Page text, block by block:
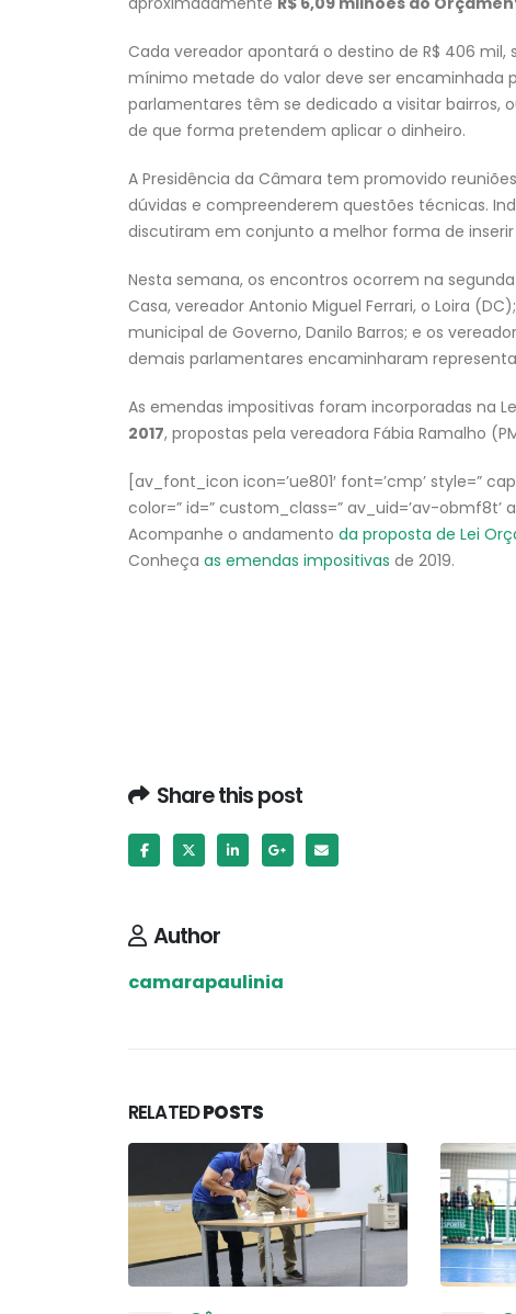
Cada vereador apontará o destino de R$ 406 mil,
mínimo metade do valor deve ser encaminhada
parlamentares têm se dedicado a visitar bairros,
de que forma pretendem aplicar o dinheiro.
A Presidência da Câmara tem promovido
dúvidas e compreenderem questões técnicas.
discutiram em conjunto a melhor forma de
Nesta semana, os encontros ocorrem na
Casa, vereador Antonio Miguel Ferrari, o Loira
municipal de Governo, Danilo Barros; e os
demais parlamentares encaminharam
As emendas impositivas foram incorporadas na
2017, propostas pela vereadora Fábia Ramalho
[av_font_icon icon=’ue801′ font=’cmp’ style=”
color=” id=” custom_class=” av_uid=’av-obmf8t’
Acompanhe o andamento da proposta de Lei
Conheça as emendas impositivas de 2019.
Share this post
Author
camarapaulinia
RELATEDPOSTS